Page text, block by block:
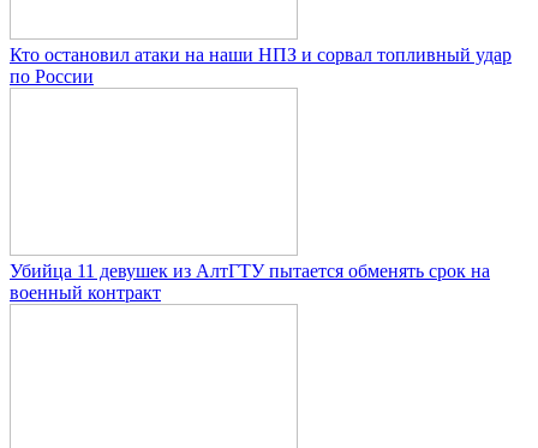
Кто остановил атаки на наши НПЗ и сорвал топливный удар
по России
Убийца 11 девушек из АлтГТУ пытается обменять срок на
военный контракт